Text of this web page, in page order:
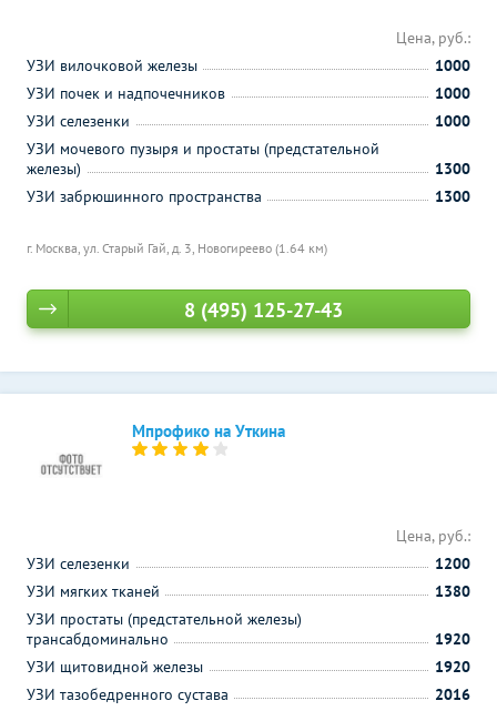
г. Москва, ул. Старый Гай, д. 3, Новогиреево (1.64 км)
Цена, руб.:
УЗИ вилочковой железы
1000
УЗИ почек и надпочечников
1000
УЗИ селезенки
1000
УЗИ мочевого пузыря и простаты (предстательной
железы)
1300
УЗИ забрюшинного пространства
1300
8 (495) 125-27-43
Мпрофико на Уткина
Цена, руб.:
УЗИ селезенки
1200
УЗИ мягких тканей
1380
УЗИ простаты (предстательной железы)
трансабдоминально
1920
УЗИ щитовидной железы
1920
УЗИ тазобедренного сустава
2016